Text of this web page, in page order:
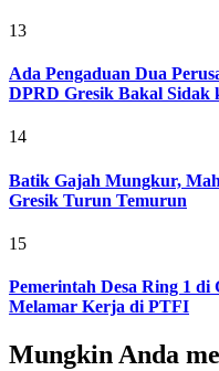
13
Ada Pengaduan Dua
DPRD Gresik Bakal Sidak
14
Batik Gajah Mungkur,
Gresik Turun Temurun
15
Pemerintah Desa Ring 1
Melamar Kerja di PTFI
Mungkin Anda